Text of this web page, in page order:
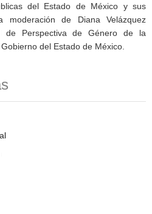
del Estado de México y sus
moderación de Diana Velázquez
de Perspectiva de Género de la
del Estado de México.